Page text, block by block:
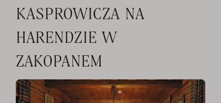
KASPROWICZA NA
HARENDZIE W
ZAKOPANEM